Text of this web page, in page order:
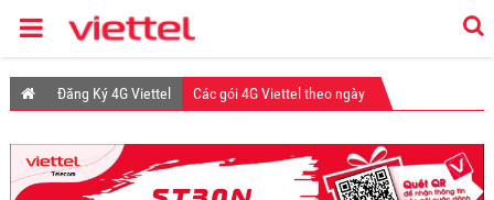
Đăng Ký 4G Viettel Các gói 4G Viettel theo ngày